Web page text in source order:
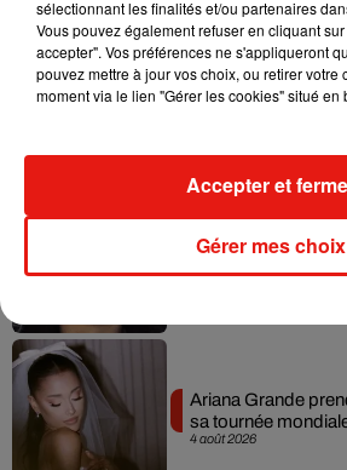
Benny Blanco invite
Becky G sur son
4 août 2026
Tiny Desk invite
live session solaire
4 août 2026
Ariana Grande
sa tournée
sélectionnant les finalités et/ou partenaires
Vous pouvez également refuser en cliquant
accepter". Vos préférences ne s'appliqueront
pouvez mettre à jour vos choix, ou retirer votre
moment via le lien "Gérer les cookies" situé en
Gérer mes choix
Accepter et